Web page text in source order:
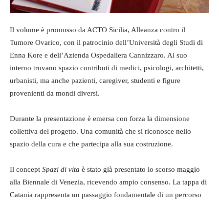
Il volume è promosso da ACTO Sicilia, Alleanza contro il
Tumore Ovarico, con il patrocinio dell’Università degli Studi di
Enna Kore e dell’Azienda Ospedaliera Cannizzaro. Al suo
interno trovano spazio contributi di medici, psicologi, architetti,
urbanisti, ma anche pazienti, caregiver, studenti e figure
provenienti da mondi diversi.
Durante la presentazione è emersa con forza la dimensione
collettiva del progetto. Una comunità che si riconosce nello
spazio della cura e che partecipa alla sua costruzione.
Il concept Spazi di vita è stato già presentato lo scorso maggio
alla Biennale di Venezia, ricevendo ampio consenso. La tappa di
Catania rappresenta un passaggio fondamentale di un percorso